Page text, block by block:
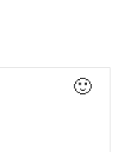
🙂